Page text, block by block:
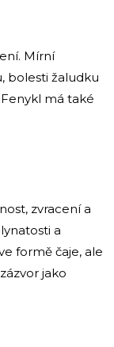
Mírní
bolesti žaludku
má také
zvracení a
a
formě čaje, ale
jako